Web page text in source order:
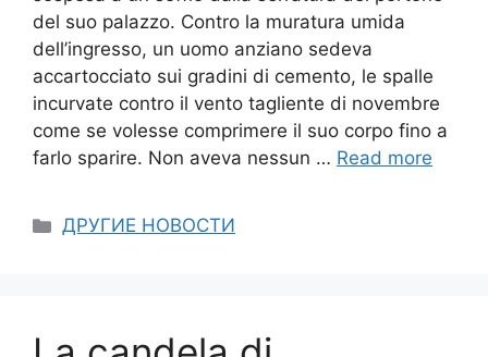
del suo palazzo. Contro la muratura umida
dell’ingresso, un uomo anziano sedeva
accartocciato sui gradini di cemento, le spalle
incurvate contro il vento tagliente di novembre
come se volesse comprimere il suo corpo fino a
farlo sparire. Non aveva nessun … Read more
Categories
ДРУГИЕ НОВОСТИ